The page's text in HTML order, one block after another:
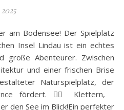
am Bodensee! Der Spielplatz
Insel Lindau ist ein echtes
große Abenteurer. Zwischen
und einer frischen Brise
Naturspielplatz, der
fördert. 🧗‍♀️ Klettern,
den See im Blick!Ein perfekter